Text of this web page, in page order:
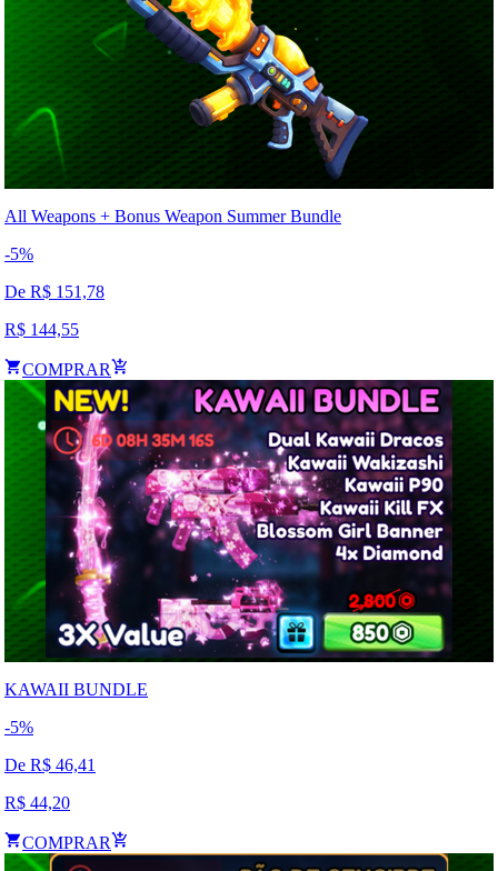
All Weapons + Bonus Weapon Summer Bundle
-5%
De R$ 151,78
R$ 144,55
COMPRAR
KAWAII BUNDLE
-5%
De R$ 46,41
R$ 44,20
COMPRAR